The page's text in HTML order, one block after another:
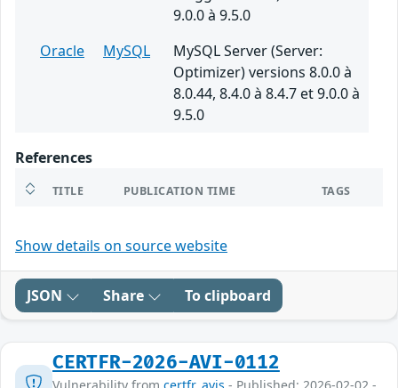
9.0.0 à 9.5.0
Oracle
MySQL
MySQL Server (Server:
Optimizer) versions 8.0.0 à
8.0.44, 8.4.0 à 8.4.7 et 9.0.0 à
9.5.0
References
TITLE PUBLICATION TIME TAGS
Show details on source website
JSON Share To clipboard
CERTFR-2026-AVI-0112